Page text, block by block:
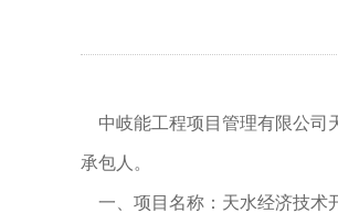
中岐能工程项目管理有限公司
承包人。
一、项目名称：天水经济技术